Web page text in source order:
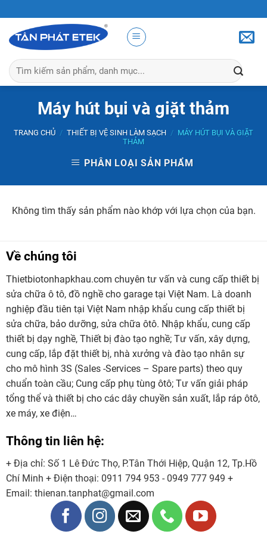
to
content
Tìm
kiếm:
Máy hút bụi và giặt thảm
TRANG CHỦ / THIẾT BỊ VỆ SINH LÀM SẠCH / MÁY HÚT BỤI VÀ GIẶT
THẢM
PHÂN LOẠI SẢN PHẨM
Không tìm thấy sản phẩm nào khớp với lựa chọn của bạn.
Về chúng tôi
Thietbiotonhapkhau.com chuyên tư vấn và cung cấp thiết bị
sửa chữa ô tô, đồ nghề cho garage tại Việt Nam. Là doanh
nghiệp đầu tiên tại Việt Nam nhập khẩu cung cấp thiết bị
sửa chữa, bảo dưỡng, sửa chữa ôtô. Nhập khẩu, cung cấp
thiết bị dạy nghề, Thiết bị đào tạo nghề; Tư vấn, xây dựng,
cung cấp, lắp đặt thiết bị, nhà xưởng và đào tạo nhân sự
cho mô hình 3S (Sales -Services – Spare parts) theo quy
chuẩn toàn cầu; Cung cấp phụ tùng ôtô; Tư vấn giải pháp
tổng thể và thiết bị cho các dây chuyền sản xuất, lắp ráp ôtô,
xe máy, xe điện…
Thông tin liên hệ:
+ Địa chỉ: Số 1 Lê Đức Thọ, P.Tân Thới Hiệp, Quận 12, Tp.Hồ
Chí Minh + Điện thoại: 0911 794 953 - 0949 777 949 +
Email: thienan.tanphat@gmail.com